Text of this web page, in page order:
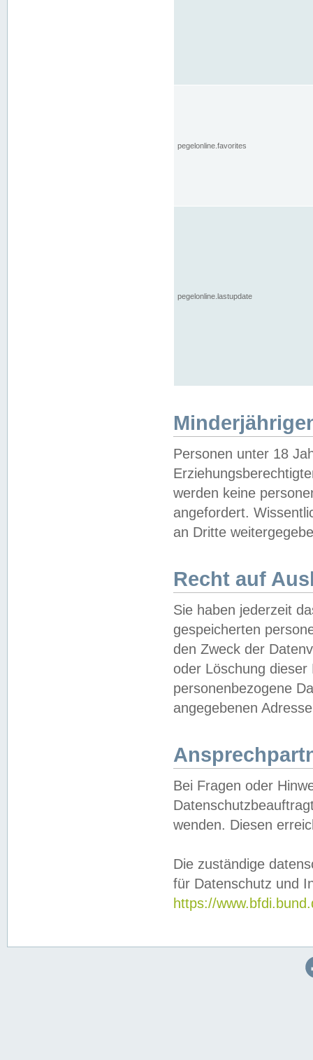
pegelonline.favorites
pegelonline.lastupdate
Personen unter 18
werden keine
angefordert.
an Dritte
Recht auf
Sie haben jederzeit
gespeicherten
den Zweck der
oder Löschung
personenbezogene
angegebenen
Bei Fragen oder
wenden. Diesen
Die zuständige
für Datenschutz und
https://